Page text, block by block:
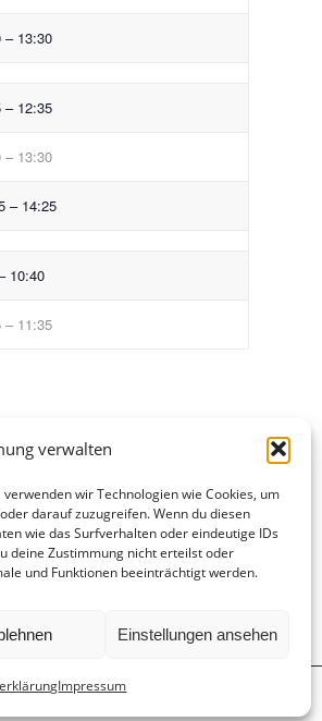
verwalten
wir Technologien wie Cookies, um
darauf zuzugreifen. Wenn du diesen
wie das Surfverhalten oder eindeutige IDs
deine Zustimmung nicht erteilst oder
und Funktionen beeinträchtigt werden.
Einstellungen ansehen
Impressum
– 13:30
– 12:35
– 13:30
– 14:25
10:40
– 11:35